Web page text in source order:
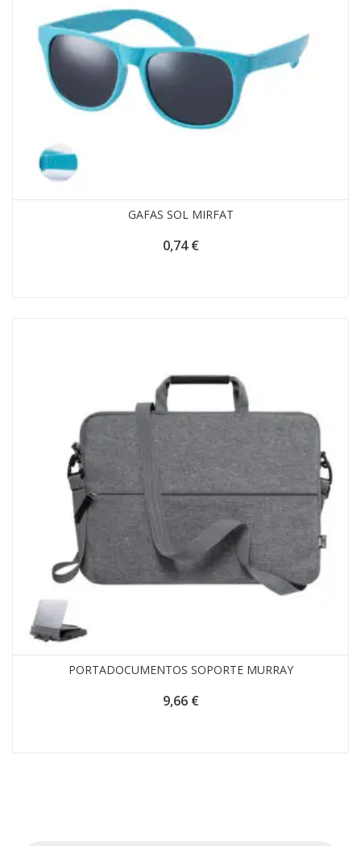
GAFAS SOL MIRFAT
0,74€
PORTADOCUMENTOS SOPORTE MURRAY
9,66 €